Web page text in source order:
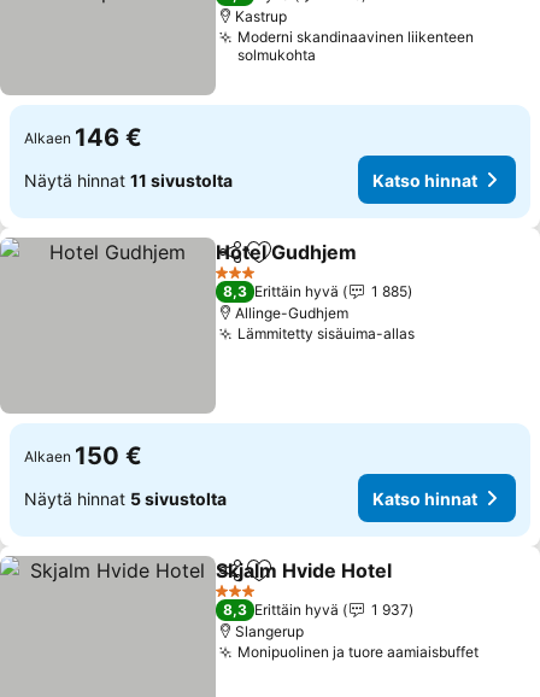
Kastrup
Moderni skandinaavinen liikenteen
solmukohta
Alkaen 146 €
Näytä hinnat 11 sivustolta Katso hinnat
Jaa Lisää suosikkeihin
Hotel Gudhjem
3 Tähtiluokitus
8,3 Erittäin hyvä
1 885
Allinge-Gudhjem
Lämmitetty sisäuima-allas
Alkaen 150 €
Näytä hinnat 5 sivustolta Katso hinnat
Jaa Lisää suosikkeihin
Skjalm Hvide Hotel
3 Tähtiluokitus
8,3 Erittäin hyvä
1 937
Slangerup
Monipuolinen ja tuore aamiaisbuffet